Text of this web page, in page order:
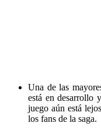
Una de las
está en desarrollo
juego aún está
los fans de la saga.